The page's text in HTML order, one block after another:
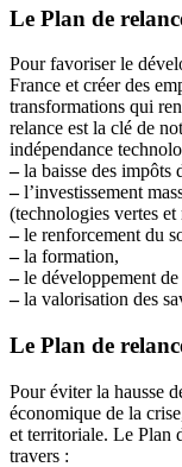
Le Plan de
Pour favoriser le
France et créer des
transformations qui
relance est la clé de
indépendance
–la baisse des impôts
–l’investissement
(technologies vertes
–le renforcement du
–la formation,
–le développement de
–la valorisation des
Le Plan de
Pour éviter la hausse
économique de la
et territoriale. Le Plan
travers :